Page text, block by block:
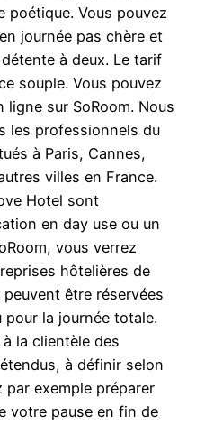
poétique. Vous pouvez
journée pas chère et
à deux. Le tarif
souple. Vous pouvez
sur SoRoom. Nous
les professionnels du
à Paris, Cannes,
villes en France.
Hotel sont
en day use ou un
vous verrez
hôtelières de
être réservées
pour la journée totale.
à la clientèle des
à définir selon
par exemple préparer
votre pause en fin de